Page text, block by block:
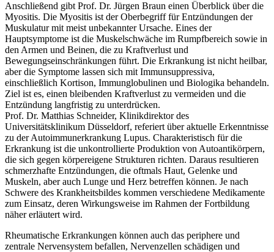
Anschließend gibt Prof. Dr. Jürgen Braun einen Überblick über die
Myositis. Die Myositis ist der Oberbegriff für Entzündungen der
Muskulatur mit meist unbekannter Ursache. Eines der
Hauptsymptome ist die Muskelschwäche im Rumpfbereich sowie in
den Armen und Beinen, die zu Kraftverlust und
Bewegungseinschränkungen führt. Die Erkrankung ist nicht heilbar,
aber die Symptome lassen sich mit Immunsuppressiva,
einschließlich Kortison, Immunglobulinen und Biologika behandeln.
Ziel ist es, einen bleibenden Kraftverlust zu vermeiden und die
Entzündung langfristig zu unterdrücken.
Prof. Dr. Matthias Schneider, Klinikdirektor des
Universitätsklinikum Düsseldorf, referiert über aktuelle Erkenntnisse
zu der Autoimmunerkrankung Lupus. Charakteristisch für die
Erkrankung ist die unkontrollierte Produktion von Autoantikörpern,
die sich gegen körpereigene Strukturen richten. Daraus resultieren
schmerzhafte Entzündungen, die oftmals Haut, Gelenke und
Muskeln, aber auch Lunge und Herz betreffen können. Je nach
Schwere des Krankheitsbildes kommen verschiedene Medikamente
zum Einsatz, deren Wirkungsweise im Rahmen der Fortbildung
näher erläutert wird.
Rheumatische Erkrankungen können auch das periphere und
zentrale Nervensystem befallen, Nervenzellen schädigen und